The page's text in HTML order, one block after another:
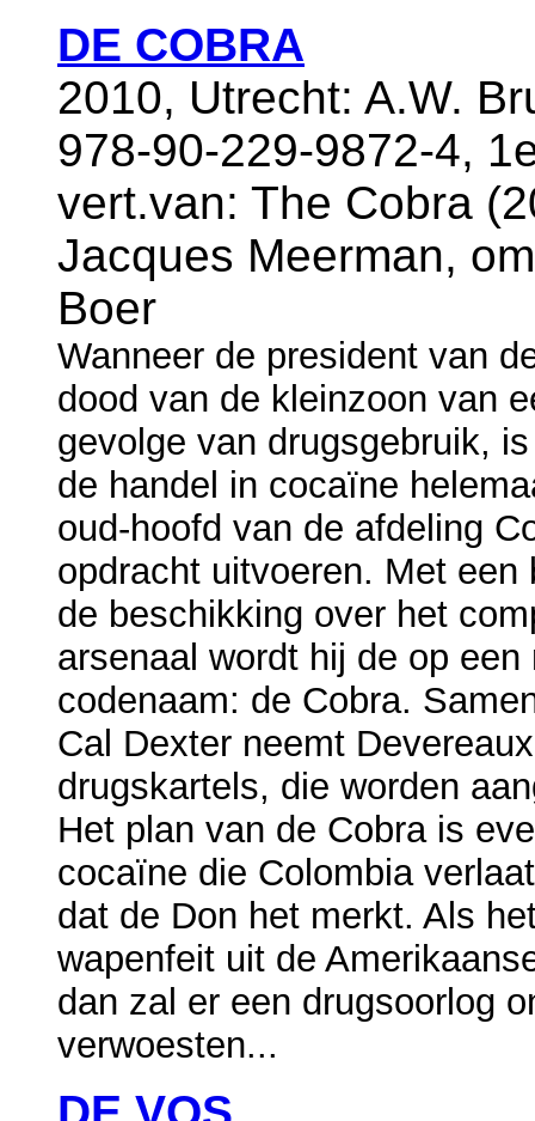
DE COBRA
2010, Utrecht: A.W.
978-90-229-9872-4,
vert.van: The Cobra
Jacques Meerman,
Boer
Wanneer de president van
dood van de kleinzoon van
gevolge van drugsgebruik,
de handel in cocaïne
oud-hoofd van de afdeling
opdracht uitvoeren. Met
de beschikking over het
arsenaal wordt hij de op
codenaam: de Cobra.
Cal Dexter neemt
drugskartels, die worden
Het plan van de Cobra is
cocaïne die Colombia
dat de Don het merkt. Als
wapenfeit uit de
dan zal er een drugsoorlog
verwoesten...